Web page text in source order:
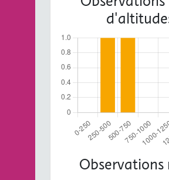
Observations